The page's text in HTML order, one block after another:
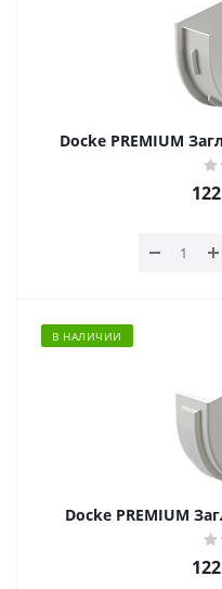
Docke PREMIUM
122
В НАЛИЧИИ
Docke PREMIUM
122